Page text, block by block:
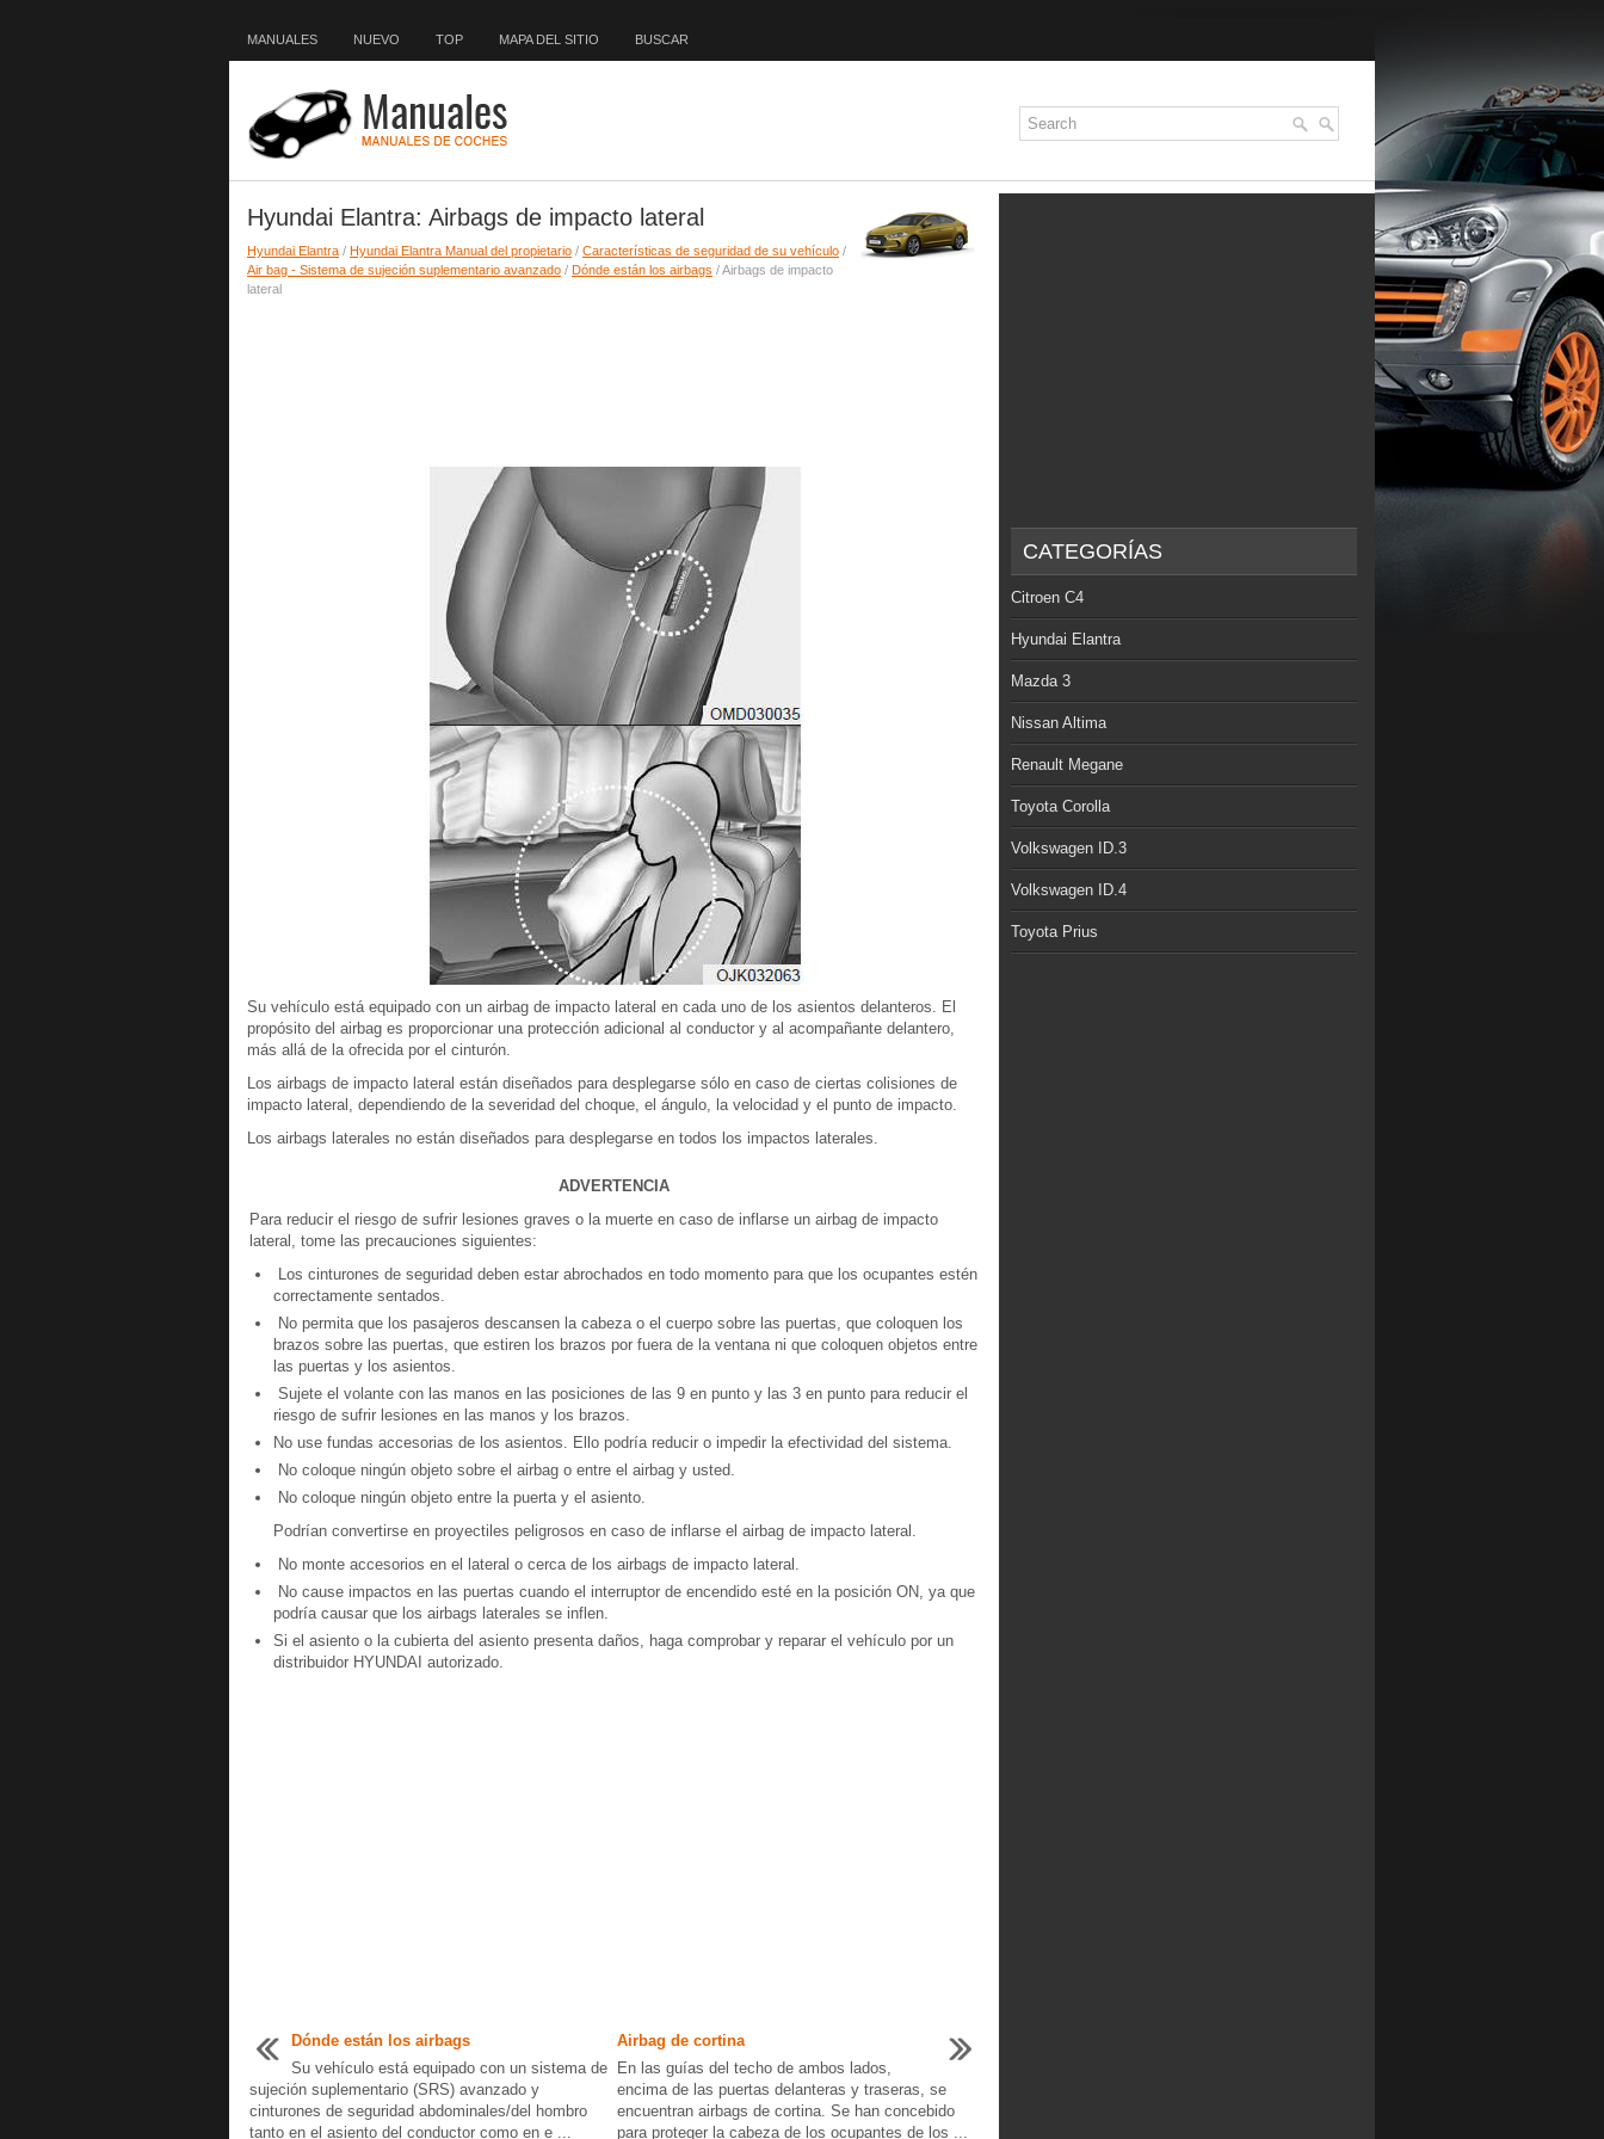
MANUALES NUEVO TOP MAPA DEL SITIO BUSCAR
Hyundai Elantra: Airbags de impacto lateral
Hyundai Elantra / Hyundai Elantra Manual del propietario / Características de seguridad de su vehículo /
Air bag - Sistema de sujeción suplementario avanzado / Dónde están los airbags / Airbags de impacto
lateral
Su vehículo está equipado con un airbag de impacto lateral en cada uno de los asientos delanteros. El
propósito del airbag es proporcionar una protección adicional al conductor y al acompañante delantero,
más allá de la ofrecida por el cinturón.
Los airbags de impacto lateral están diseñados para desplegarse sólo en caso de ciertas colisiones de
impacto lateral, dependiendo de la severidad del choque, el ángulo, la velocidad y el punto de impacto.
Los airbags laterales no están diseñados para desplegarse en todos los impactos laterales.
ADVERTENCIA
Para reducir el riesgo de sufrir lesiones graves o la muerte en caso de inflarse un airbag de impacto
lateral, tome las precauciones siguientes:
Los cinturones de seguridad deben estar abrochados en todo momento para que los ocupantes estén
correctamente sentados.
No permita que los pasajeros descansen la cabeza o el cuerpo sobre las puertas, que coloquen los
brazos sobre las puertas, que estiren los brazos por fuera de la ventana ni que coloquen objetos entre
las puertas y los asientos.
Sujete el volante con las manos en las posiciones de las 9 en punto y las 3 en punto para reducir el
riesgo de sufrir lesiones en las manos y los brazos.
No use fundas accesorias de los asientos. Ello podría reducir o impedir la efectividad del sistema.
No coloque ningún objeto sobre el airbag o entre el airbag y usted.
No coloque ningún objeto entre la puerta y el asiento.
Podrían convertirse en proyectiles peligrosos en caso de inflarse el airbag de impacto lateral.
No monte accesorios en el lateral o cerca de los airbags de impacto lateral.
No cause impactos en las puertas cuando el interruptor de encendido esté en la posición ON, ya que
podría causar que los airbags laterales se inflen.
Si el asiento o la cubierta del asiento presenta daños, haga comprobar y reparar el vehículo por un
distribuidor HYUNDAI autorizado.
Dónde están los airbags
Su vehículo está equipado con un sistema de
sujeción suplementario (SRS) avanzado y
cinturones de seguridad abdominales/del hombro
tanto en el asiento del conductor como en e ...
Airbag de cortina
En las guías del techo de ambos lados,
encima de las puertas delanteras y traseras, se
encuentran airbags de cortina. Se han concebido
para proteger la cabeza de los ocupantes de los ...
CATEGORÍAS
Citroen C4
Hyundai Elantra
Mazda 3
Nissan Altima
Renault Megane
Toyota Corolla
Volkswagen ID.3
Volkswagen ID.4
Toyota Prius